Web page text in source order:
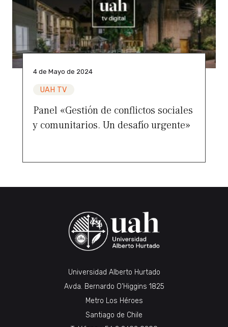
4 de Mayo de 2024
UAH TV
Panel «Gestión de conflictos sociales
y comunitarios. Un desafío urgente»
Universidad Alberto Hurtado
Avda. Bernardo O’Higgins 1825
Metro Los Héroes
Santiago de Chile